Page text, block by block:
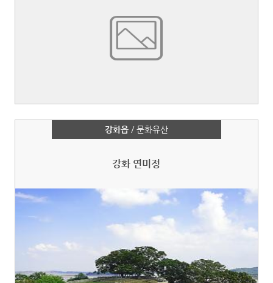
강화읍/ 문화유산
강화 연미정